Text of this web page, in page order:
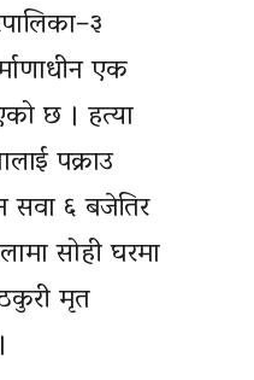
एक
छ । हत्या
पक्राउ
सवा ६ बजेतिर
सोही घरमा
मृत